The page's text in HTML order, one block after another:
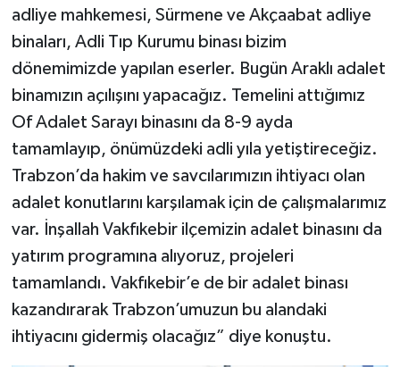
adliye mahkemesi, Sürmene ve Akçaabat adliye
binaları, Adli Tıp Kurumu binası bizim
dönemimizde yapılan eserler. Bugün Araklı adalet
binamızın açılışını yapacağız. Temelini attığımız
Of Adalet Sarayı binasını da 8-9 ayda
tamamlayıp, önümüzdeki adli yıla yetiştireceğiz.
Trabzon’da hakim ve savcılarımızın ihtiyacı olan
adalet konutlarını karşılamak için de çalışmalarımız
var. İnşallah Vakfıkebir ilçemizin adalet binasını da
yatırım programına alıyoruz, projeleri
tamamlandı. Vakfıkebir’e de bir adalet binası
kazandırarak Trabzon’umuzun bu alandaki
ihtiyacını gidermiş olacağız” diye konuştu.